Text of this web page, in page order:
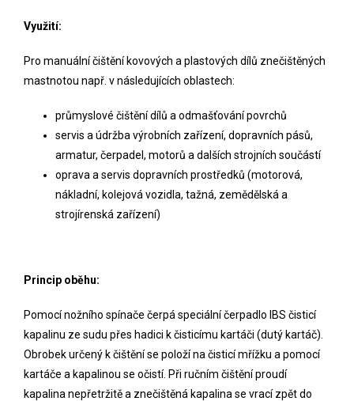
Využití:
Pro manuální čištění kovových a plastových dílů znečištěných
mastnotou např. v následujících oblastech:
průmyslové čištění dílů a odmašťování povrchů
servis a údržba výrobních zařízení, dopravních pásů,
armatur, čerpadel, motorů a dalších strojních součástí
oprava a servis dopravních prostředků (motorová,
nákladní, kolejová vozidla, tažná, zemědělská a
strojírenská zařízení)
Princip oběhu:
Pomocí nožního spínače čerpá speciální čerpadlo IBS čisticí
kapalinu ze sudu přes hadici k čisticímu kartáči (dutý kartáč).
Obrobek určený k čištění se položí na čisticí mřížku a pomocí
kartáče a kapalinou se očistí. Při ručním čištění proudí
kapalina nepřetržitě a znečištěná kapalina se vrací zpět do